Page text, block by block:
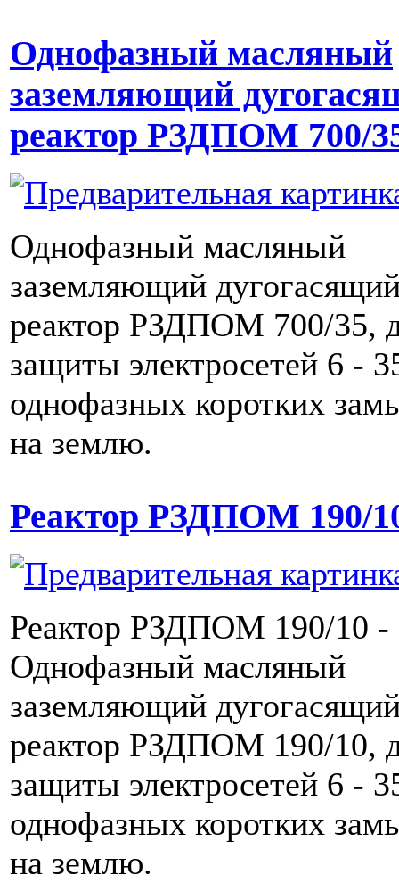
Однофазный масляный
заземляющий
реактор РЗДПОМ 700/
Однофазный масляный
заземляющий
реактор РЗДПОМ 700/35,
защиты электросетей 6 -
однофазных коротких
на землю.
Реактор РЗДПОМ 190/
Реактор РЗДПОМ 190/10 -
Однофазный масляный
заземляющий
реактор РЗДПОМ 190/10,
защиты электросетей 6 -
однофазных коротких
на землю.